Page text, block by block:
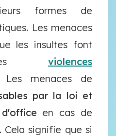
formes de
Les menaces
les insultes font
violences
Les menaces de
par la loi et
en cas de
signifie que si